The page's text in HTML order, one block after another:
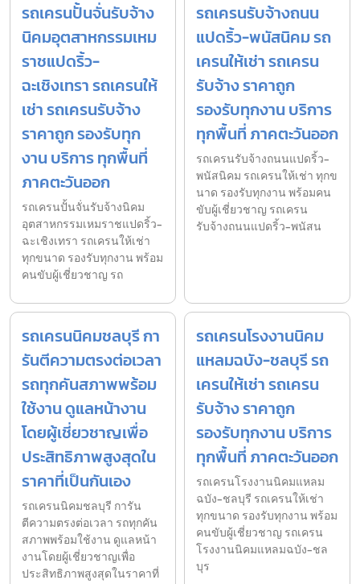
รถเครนปั้นจั่นรับจ้าง
นิคมอุตสาหกรรมเหม
ราชแปดริ้ว-
ฉะเชิงเทรา รถเครนให้
เช่า รถเครนรับจ้าง
ราคาถูก รองรับทุก
งาน บริการ ทุกพื้นที่
ภาคตะวันออก
รถเครนปั้นจั่นรับจ้างนิคม
อุตสาหกรรมเหมราชแปดริ้ว-
ฉะเชิงเทรา รถเครนให้เช่า
ทุกขนาด รองรับทุกงาน พร้อม
คนขับผู้เชี่ยวชาญ รถ
รถเครนรับจ้างถนน
แปดริ้ว-พนัสนิคม รถ
เครนให้เช่า รถเครน
รับจ้าง ราคาถูก
รองรับทุกงาน บริการ
ทุกพื้นที่ ภาคตะวันออก
รถเครนรับจ้างถนนแปดริ้ว-
พนัสนิคม รถเครนให้เช่า ทุกข
นาด รองรับทุกงาน พร้อมคน
ขับผู้เชี่ยวชาญ รถเครน
รับจ้างถนนแปดริ้ว-พนัสน
รถเครนนิคมชลบุรี กา
รันตีความตรงต่อเวลา
รถทุกคันสภาพพร้อม
ใช้งาน ดูแลหน้างาน
โดยผู้เชี่ยวชาญเพื่อ
ประสิทธิภาพสูงสุดใน
ราคาที่เป็นกันเอง
รถเครนนิคมชลบุรี การัน
ตีความตรงต่อเวลา รถทุกคัน
สภาพพร้อมใช้งาน ดูแลหน้า
งานโดยผู้เชี่ยวชาญเพื่อ
ประสิทธิภาพสูงสุดในราคาที่
รถเครนโรงงานนิคม
แหลมฉบัง-ชลบุรี รถ
เครนให้เช่า รถเครน
รับจ้าง ราคาถูก
รองรับทุกงาน บริการ
ทุกพื้นที่ ภาคตะวันออก
รถเครนโรงงานนิคมแหลม
ฉบัง-ชลบุรี รถเครนให้เช่า
ทุกขนาด รองรับทุกงาน พร้อม
คนขับผู้เชี่ยวชาญ รถเครน
โรงงานนิคมแหลมฉบัง-ชล
บุร